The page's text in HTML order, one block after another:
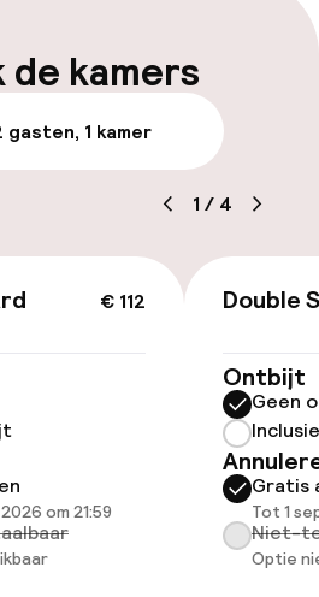
auto op
de kamers
gasten, 1 kamer
1 / 4
€ 112
om 21:59
Double
Ontbijt
Geen
Gratis
Tot 1
Niet-
Optie